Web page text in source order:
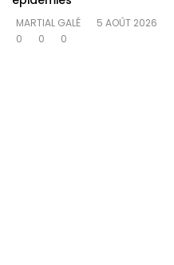
MARTIAL GALÉ
5 AOÛT 2026
0
0 0